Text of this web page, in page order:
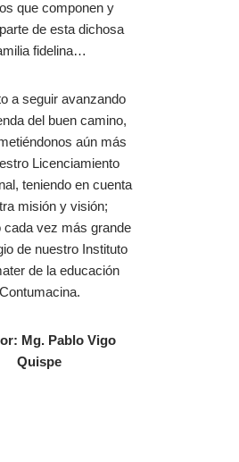
que componen y
de esta dichosa
fidelina…
a seguir avanzando
del buen camino,
aún más
Licenciamiento
teniendo en cuenta
misión y visión;
cada vez más grande
de nuestro Instituto
de la educación
Contumacina.
Mg. Pablo Vigo
Quispe